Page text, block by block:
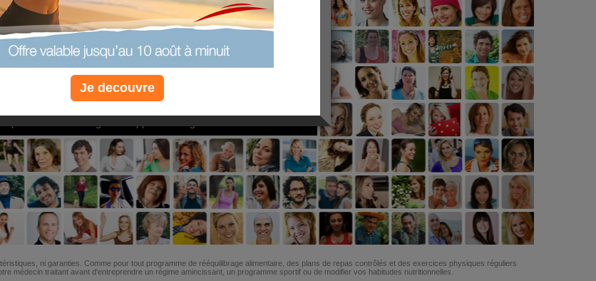
PLUS
SANTÉ
PLUS
COACHING
Non, je préfère le régime gratuit
ni garanties. Comme pour tout programme de rééquilibrage alimentaire, des plans de repas contrôlés et des exercices physiques réguliers
médecin traitant avant d'entreprendre un régime amincissant, un programme sportif ou de modifier vos habitudes nutritionnelles.
Je decouvre